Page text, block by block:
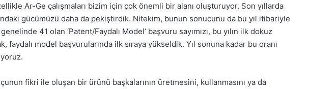
Ar-Ge çalışmaları bizim için çok önemli bir alanı oluşturuyor. Son yıllarda
gücümüzü daha da pekiştirdik. Nitekim, bunun sonucunu da bu yıl itibariyle
41 olan ‘Patent/Faydalı Model’ başvuru sayımızı, bu yılın ilk dokuz
faydalı model başvurularında ilk sıraya yükseldik. Yıl sonuna kadar bu oranı
fikri ile oluşan bir ürünü başkalarının üretmesini, kullanmasını ya da